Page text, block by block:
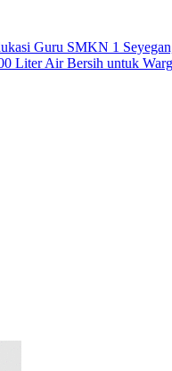
Guru SMKN 1
Liter Air Bersih untuk